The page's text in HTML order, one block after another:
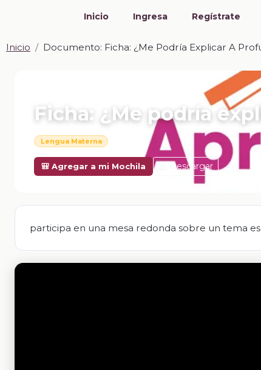
Inicio Ingresa Regístrate
Inicio Documento: Ficha: ¿Me Podría Explicar A
Ficha: ¿Me podría
Lengua Materna
🎒 Agregar a mi Mochila Descargar
participa en una mesa redonda sobre un tema